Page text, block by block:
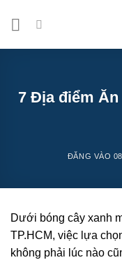
7 Địa điểm
ĐĂNG VÀO
Dưới bóng cây xanh
TP.HCM, việc lựa
không phải lúc nào